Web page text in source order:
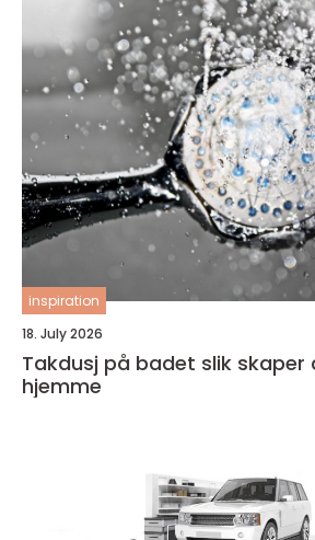
inspiration
18. July 2026
Takdusj på badet slik skaper du spafølelse
hjemme